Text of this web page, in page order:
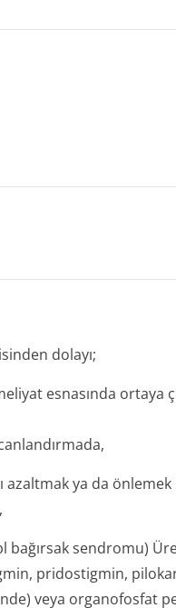
dolayı;
esnasında ortaya
azaltmak ya da önlemek
bağırsak sendromu)
pridostigmin,
veya organofosfat